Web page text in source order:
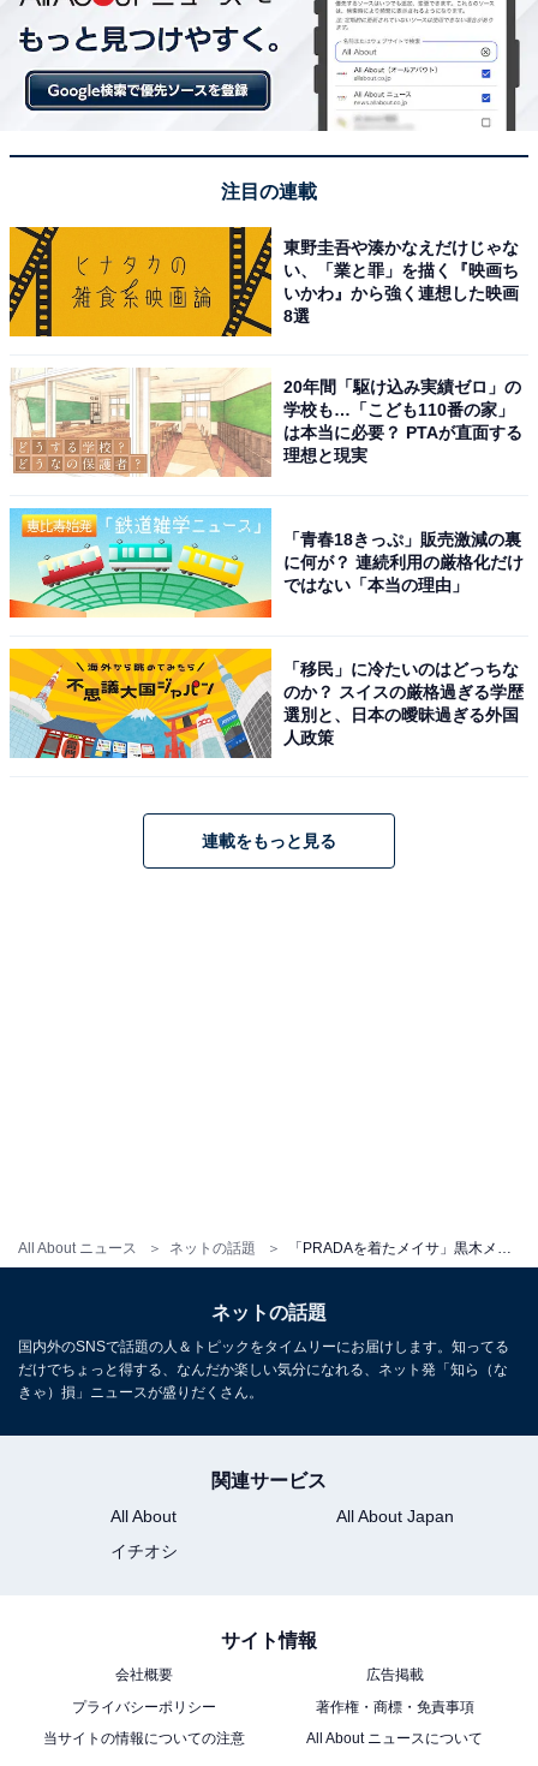
All About ニュース ネットの話題 「PRADAを着たメイサ」黒木メイサ、ミニ丈ワンピから大胆肌見せ＆美脚披露！ 「ほんと美人」
注目の連載
東野圭吾や湊かなえだけじゃな
い、「業と罪」を描く『映画ち
いかわ』から強く連想した映画
8選
20年間「駆け込み実績ゼロ」の
学校も…「こども110番の家」
は本当に必要？ PTAが直面する
理想と現実
「青春18きっぷ」販売激減の裏
に何が？ 連続利用の厳格化だけ
ではない「本当の理由」
「移民」に冷たいのはどっちな
のか？ スイスの厳格過ぎる学歴
選別と、日本の曖昧過ぎる外国
人政策
連載をもっと見る
ネットの話題
国内外のSNSで話題の人＆トピックをタイムリーにお届けします。知ってる
だけでちょっと得する、なんだか楽しい気分になれる、ネット発「知ら（な
きゃ）損」ニュースが盛りだくさん。
関連サービス
All About
All About Japan
イチオシ
サイト情報
会社概要
広告掲載
プライバシーポリシー
著作権・商標・免責事項
当サイトの情報についての注意
All About ニュースについて